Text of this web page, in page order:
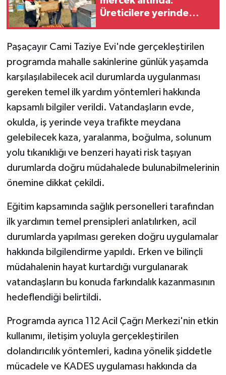
Üreticilere yerinde
Paşaçayır Cami Taziye Evi'nde gerçekleştirilen
programda mahalle sakinlerine günlük yaşamda
karşılaşılabilecek acil durumlarda uygulanması
gereken temel ilk yardım yöntemleri hakkında
kapsamlı bilgiler verildi. Vatandaşların evde,
okulda, iş yerinde veya trafikte meydana
gelebilecek kaza, yaralanma, boğulma, solunum
yolu tıkanıklığı ve benzeri hayati risk taşıyan
durumlarda doğru müdahalede bulunabilmelerinin
önemine dikkat çekildi.
Eğitim kapsamında sağlık personelleri tarafından
ilk yardımın temel prensipleri anlatılırken, acil
durumlarda yapılması gereken doğru uygulamalar
hakkında bilgilendirme yapıldı. Erken ve bilinçli
müdahalenin hayat kurtardığı vurgulanarak
vatandaşların bu konuda farkındalık kazanmasının
hedeflendiği belirtildi.
Programda ayrıca 112 Acil Çağrı Merkezi'nin etkin
kullanımı, iletişim yoluyla gerçekleştirilen
dolandırıcılık yöntemleri, kadına yönelik şiddetle
mücadele ve KADES uygulaması hakkında da
Jandarma
Kadın
KÜLTÜR SANAT
MAGAZİN
Otomobil
POLİTİKA
SİYASET
SPOR HABERLERİ
TEKNOLOJİ
Turizm
ÜLKE GÜNDEMİ
YEREL
Yerel Haberler